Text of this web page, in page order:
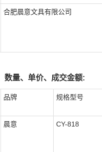
合肥晨意文具有限公司
数量、单价、成交金额:
品牌 规格型号
晨意 CY-818